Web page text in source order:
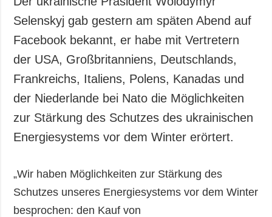
Gesellschaft und
Kultur
Sport
Kriminalität
Notstand und
Notfälle
ZUSÄTZLICH
Veröffentlichungen
Fotos
Video
LEISTUNGEN
Abonnement
Selenskyj gab gestern am späten Abend auf
Facebook bekannt, er habe mit Vertretern
der USA, Großbritanniens, Deutschlands,
Frankreichs, Italiens, Polens, Kanadas und
der Niederlande bei Nato die Möglichkeiten
zur Stärkung des Schutzes des ukrainischen
Energiesystems vor dem Winter erörtert.
„Wir haben Möglichkeiten zur Stärkung des
Schutzes unseres Energiesystems vor dem Winter
besprochen: den Kauf von